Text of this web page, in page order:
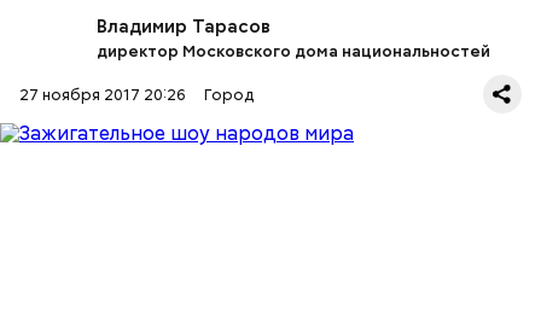
Владимир Тарасов
директор Московского дома национальностей
27 ноября 2017 20:26 Город